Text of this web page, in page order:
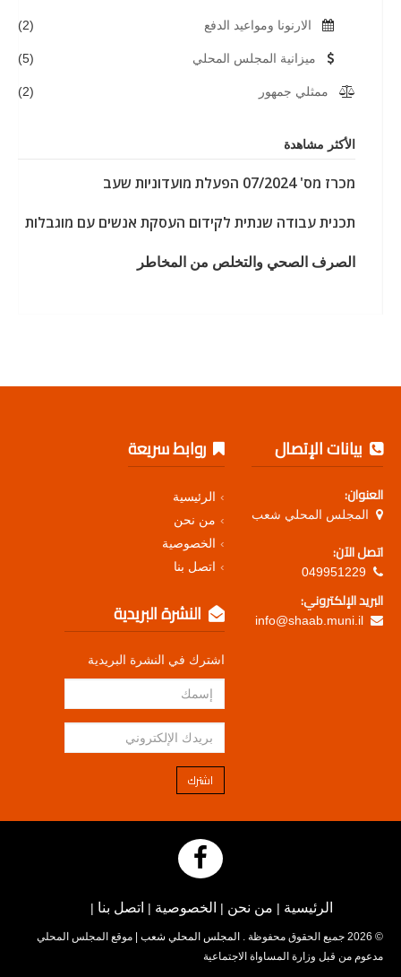
الارنونا ومواعيد الدفع (2)
ميزانية المجلس المحلي (5)
ممثلي جمهور (2)
الأكثر مشاهدة
מכרז מס' 07/2024 הפעלת מועדוניות שעב
תכנית עבודה שנתית לקידום העסקת אנשים עם מוגבלות
الصرف الصحي والتخلص من المخاطر
بيانات الإتصال
العنوان:
المجلس المحلي شعب
اتصل الآن:
049951229
البريد الإلكتروني:
info@shaab.muni.il
روابط سريعة
الرئيسية
من نحن
الخصوصية
اتصل بنا
النشرة البريدية
اشترك في النشرة البريدية
اشترك
الرئيسية | من نحن | الخصوصية | اتصل بنا |
© 2026 جميع الحقوق محفوظة . المجلس المحلي شعب | موقع المجلس المحلي
مدعوم من قبل وزارة المساواة الاجتماعية